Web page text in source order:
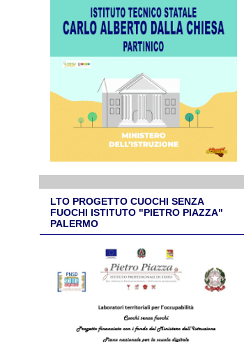
LTO PROGETTO CUOCHI SENZA
FUOCHI ISTITUTO "PIETRO PIAZZA"
PALERMO